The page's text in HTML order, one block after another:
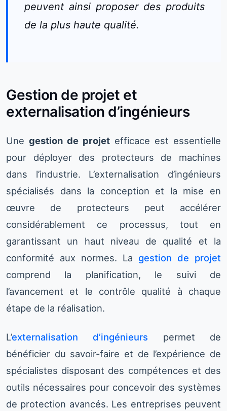
peuvent ainsi proposer des produits
de la plus haute qualité.
Gestion de projet et
externalisation d’ingénieurs
Une gestion de projet efficace est essentielle
pour déployer des protecteurs de machines
dans l’industrie. L’externalisation d’ingénieurs
spécialisés dans la conception et la mise en
œuvre de protecteurs peut accélérer
considérablement ce processus, tout en
garantissant un haut niveau de qualité et la
conformité aux normes. La gestion de projet
comprend la planification, le suivi de
l’avancement et le contrôle qualité à chaque
étape de la réalisation.
L’externalisation d’ingénieurs permet de
bénéficier du savoir-faire et de l’expérience de
spécialistes disposant des compétences et des
outils nécessaires pour concevoir des systèmes
de protection avancés. Les entreprises peuvent